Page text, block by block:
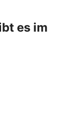
es im